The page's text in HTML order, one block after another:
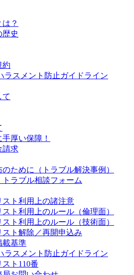
？
歴史
約
ラスメント防止ガイドライン
て
厚い保障！
請求
のために（トラブル解決事例）
ラブル相談フォーム
スト利用上の諸注意
スト利用上のルール（倫理面）
スト利用上のルール（技術面）
スト解除／再開申込み
載基準
ラスメント防止ガイドライン
スト110番